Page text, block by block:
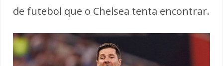
de futebol que o Chelsea tenta encontrar.